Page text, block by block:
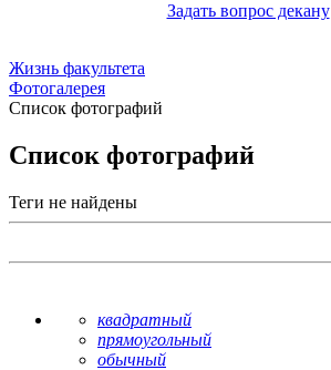
Задать вопрос декану
Жизнь факультета
Фотогалерея
Список фотографий
Список фотографий
Теги не найдены
квадратный
прямоугольный
обычный